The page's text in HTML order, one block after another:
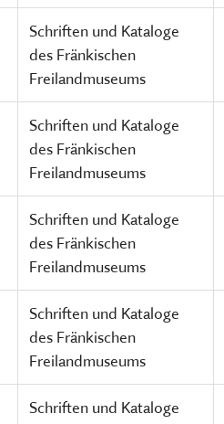
Schriften und Kataloge
des Fränkischen
Freilandmuseums
Schriften und Kataloge
des Fränkischen
Freilandmuseums
Schriften und Kataloge
des Fränkischen
Freilandmuseums
Schriften und Kataloge
des Fränkischen
Freilandmuseums
Schriften und Kataloge